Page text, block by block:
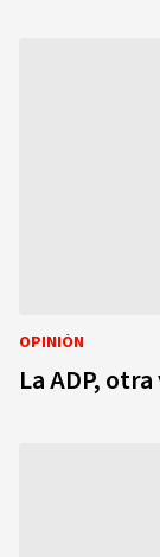
OPINIÓN
La ADP, otra